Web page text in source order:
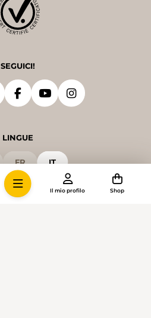
SEGUICI!
LINGUE
FR IT
Il mio profilo Shop